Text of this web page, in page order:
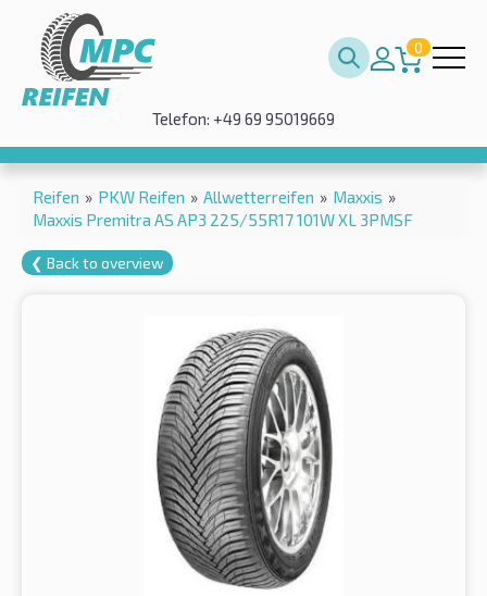
0
Telefon: +49 69 95019669
Reifen » PKW Reifen » Allwetterreifen » Maxxis »
Maxxis Premitra AS AP3 225/55R17 101W XL 3PMSF
❮ Back to overview